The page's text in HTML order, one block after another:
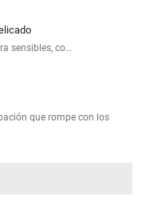
sensibles, co…
que rompe con los